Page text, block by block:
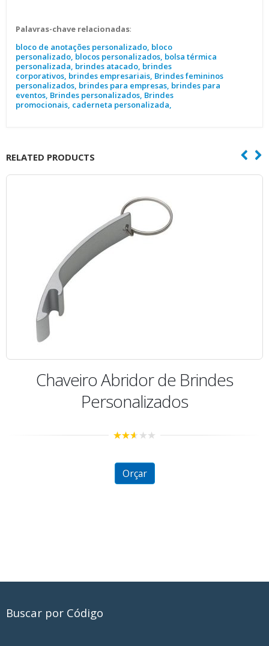
Palavras-chave relacionadas:
bloco de anotações personalizado, bloco
personalizado, blocos personalizados, bolsa térmica
personalizada, brindes atacado, brindes
corporativos, brindes empresariais, Brindes femininos
personalizados, brindes para empresas, brindes para
eventos, Brindes personalizados, Brindes
promocionais, caderneta personalizada,
RELATED PRODUCTS
Chaveiro Abridor de Brindes
Personalizados
Orçar
Buscar por Código